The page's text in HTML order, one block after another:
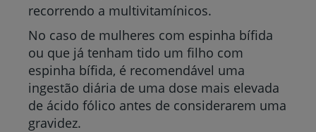
recorrendo a multivitamínicos.
No caso de mulheres com espinha bífida
ou que já tenham tido um filho com
espinha bífida, é recomendável uma
ingestão diária de uma dose mais elevada
de ácido fólico antes de considerarem uma
gravidez.